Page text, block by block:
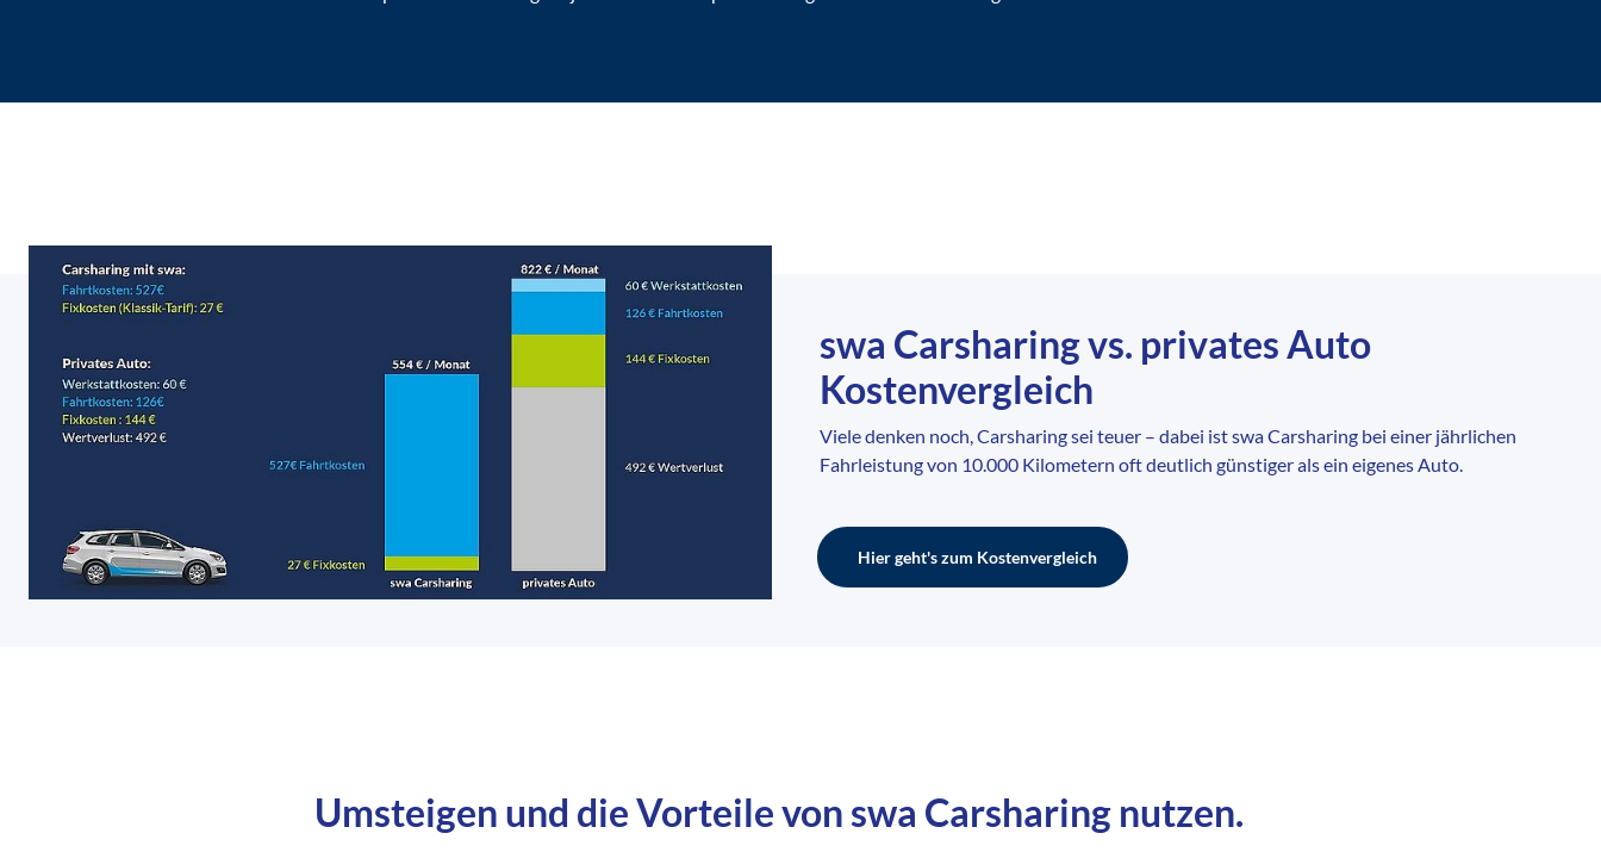
swa Carsharing vs. privates Auto
Kostenvergleich
Viele denken noch, Carsharing sei teuer – dabei ist swa Carsharing bei einer jährlichen
Fahrleistung von 10.000 Kilometern oft deutlich günstiger als ein eigenes Auto.
Hier geht's zum Kostenvergleich
Umsteigen und die Vorteile von swa Carsharing nutzen.